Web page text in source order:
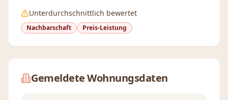
Unterdurchschnittlich bewertet
Nachbarschaft Preis-Leistung
Gemeldete Wohnungsdaten